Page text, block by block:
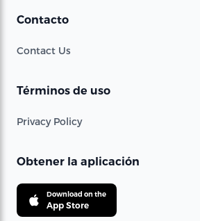
Contacto
Contact Us
Términos de uso
Privacy Policy
Obtener la aplicación
Download on the
App Store